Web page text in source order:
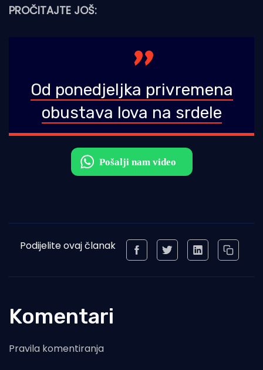
PROČITAJTE JOŠ:
Od ponedjeljka privremena
obustava lova na srdele
Podijelite ovaj članak
Komentari
Pravila komentiranja